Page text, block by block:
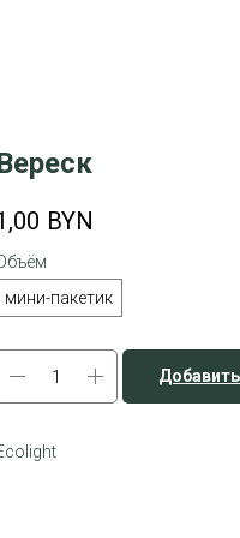
BYN
мини-пакетик